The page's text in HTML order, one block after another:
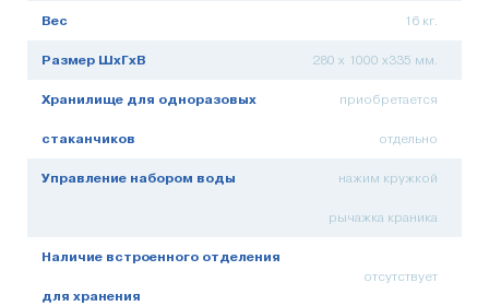
Вес 16 кг.
Размер ШхГхВ 280 х 1000 х335 мм.
Хранилище для одноразовых
стаканчиков
приобретается
отдельно
Управление набором воды нажим кружкой
рычажка краника
Наличие встроенного отделения
для хранения
отсутствует